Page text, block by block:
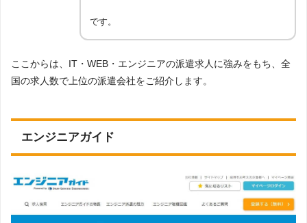
です。
ここからは、IT・WEB・エンジニアの派遣求人に強みをもち、全
国の求人数で上位の派遣会社をご紹介します。
エンジニアガイド